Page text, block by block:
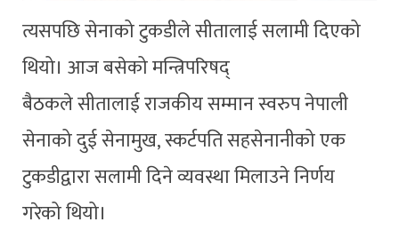
त्यसपछि सेनाको टुकडीले सीतालाई सलामी दिएको
थियो। आज बसेको मन्त्रिपरिषद्
बैठकले सीतालाई राजकीय सम्मान स्वरुप नेपाली
सेनाको दुई सेनामुख, स्कर्टपति सहसेनानीको एक
टुकडीद्वारा सलामी दिने व्यवस्था मिलाउने निर्णय
गरेको थियो।